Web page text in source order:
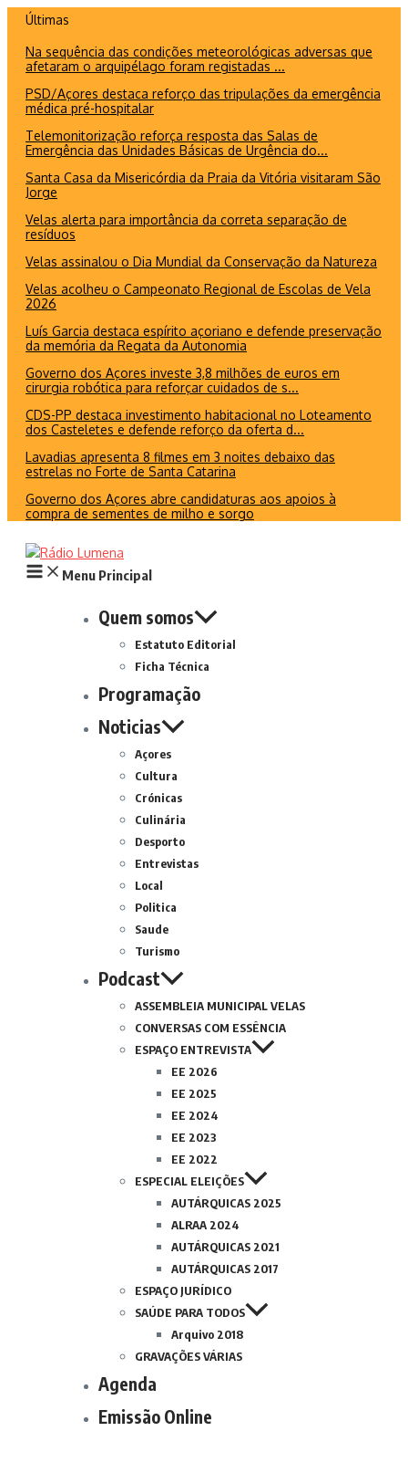
conteúdo
Últimas
Na sequência das condições meteorológicas adversas que
afetaram o arquipélago foram registadas ...
PSD/Açores destaca reforço das tripulações da emergência
médica pré-hospitalar
Telemonitorização reforça resposta das Salas de
Emergência das Unidades Básicas de Urgência do...
Santa Casa da Misericórdia da Praia da Vitória visitaram São
Jorge
Velas alerta para importância da correta separação de
resíduos
Velas assinalou o Dia Mundial da Conservação da Natureza
Velas acolheu o Campeonato Regional de Escolas de Vela
2026
Luís Garcia destaca espírito açoriano e defende preservação
da memória da Regata da Autonomia
Governo dos Açores investe 3,8 milhões de euros em
cirurgia robótica para reforçar cuidados de s...
CDS-PP destaca investimento habitacional no Loteamento
dos Casteletes e defende reforço da oferta d...
Lavadias apresenta 8 filmes em 3 noites debaixo das
estrelas no Forte de Santa Catarina
Governo dos Açores abre candidaturas aos apoios à
compra de sementes de milho e sorgo
Menu Principal
Quem somos
Estatuto Editorial
Ficha Técnica
Programação
Noticias
Açores
Cultura
Crónicas
Culinária
Desporto
Entrevistas
Local
Politica
Saude
Turismo
Podcast
ASSEMBLEIA MUNICIPAL VELAS
CONVERSAS COM ESSÊNCIA
ESPAÇO ENTREVISTA
EE 2026
EE 2025
EE 2024
EE 2023
EE 2022
ESPECIAL ELEIÇÕES
AUTÁRQUICAS 2025
ALRAA 2024
AUTÁRQUICAS 2021
AUTÁRQUICAS 2017
ESPAÇO JURÍDICO
SAÚDE PARA TODOS
Arquivo 2018
GRAVAÇÕES VÁRIAS
Agenda
Emissão Online